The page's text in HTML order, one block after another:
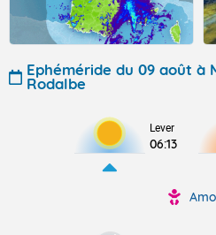
Ephéméride du 09 août à
Rodalbe
Lever
06:13